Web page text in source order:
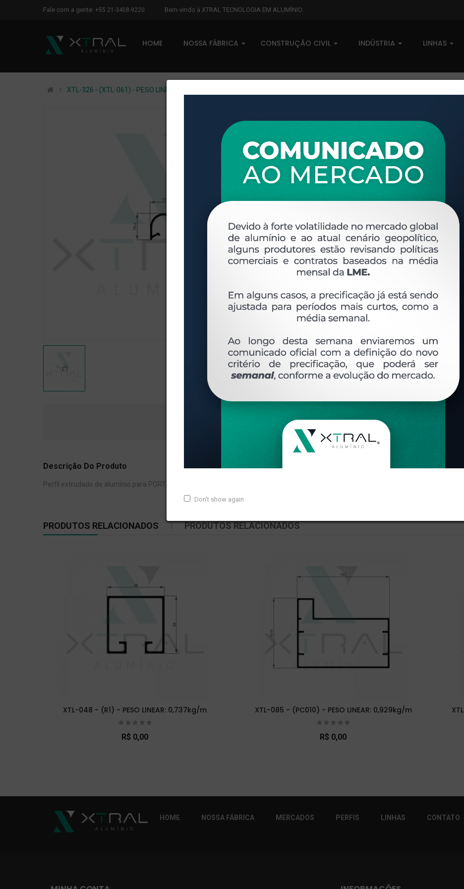
Fale com a gente: +55 21-3408-9220 Bem-vindo à XTRAL TECNOLOGIA EM ALUMÍNIO.
HOME NOSSA FÁBRICA CONSTRUÇÃO CIVIL INDÚSTRIA LINHAS
Don't show again
XTL-326 - (XTL-061) - PESO LINEAR: 0,158kg/m
XTL-326 - (XTL-061) - PESO
0 comentários
Disponível sob consulta
Taxas R$ 0,00
Disponibilidade:
Em estoque
OVERVIEW
Perfil extrudado de alumínio para PORTÃO, com peso
Ver perfis relacionados
Etiquetas: 326- PESO LINEAR - 0 158 KG/M XT-061
DESCRIÇÃO COMENTÁRIOS (0)
Descrição Do Produto
Perfil extrudado de alumínio para PORTÃO, com peso linear de 0,158kg/m.
PRODUTOS RELACIONADOS PRODUTOS RELACIONADOS
XTL-048 - (R1) - PESO LINEAR: 0,737kg/m
R$ 0,00
XTL-085 - (PC010) - PESO LINEAR: 0,929kg/m
R$ 0,00
HOME NOSSA FÁBRICA MERCADOS PERFIS LINHAS CONTATO